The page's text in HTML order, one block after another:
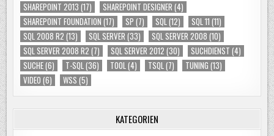
SHAREPOINT 2013 (17) SHAREPOINT DESIGNER (4)
SHAREPOINT FOUNDATION (17) SP (7) SQL (12) SQL 11 (11)
SQL 2008 R2 (13) SQL SERVER (33) SQL SERVER 2008 (10)
SQL SERVER 2008 R2 (7) SQL SERVER 2012 (30) SUCHDIENST (4)
SUCHE(6) T-SQL (36) TOOL (4) TSQL (7) TUNING (13)
VIDEO (6) WSS (5)
KATEGORIEN